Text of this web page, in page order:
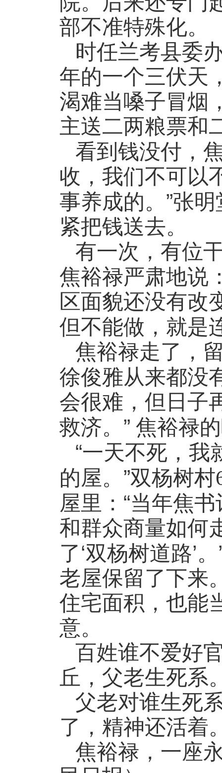
部不准特殊化。
时任兰考县委
年的一个三伏天
渴难当嗓子冒烟
主送二两粮票和
看到钱没付，
收，我们不可以
事养成的。 ”张明
紧把钱送去。
有一次，有位
焦裕禄严肃地说
区面貌还没有改
但不能做，就是
焦裕禄走了，
徐俊雅从来都没
会很难，但日子
救济。 ” 焦裕禄
“一天不死，我
的屋。 ”双杨树村
屋里： “当年焦
和群众商量如何
了‘双杨树道路’。
老屋保留了下来
住宅面积，也能
意。
百姓谁不爱好
丘，父老生死系
父老对谁生死
了，精神还活着
焦裕禄，一座